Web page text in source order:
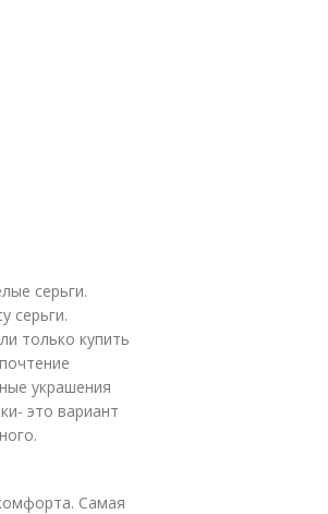
серьги.
серьги.
только купить
украшения
это вариант
Самая